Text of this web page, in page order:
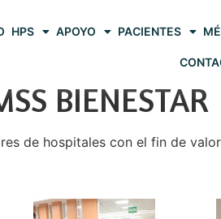
HPS APOYO PACIENTES
BIENESTAR
de hospitales con el fin de